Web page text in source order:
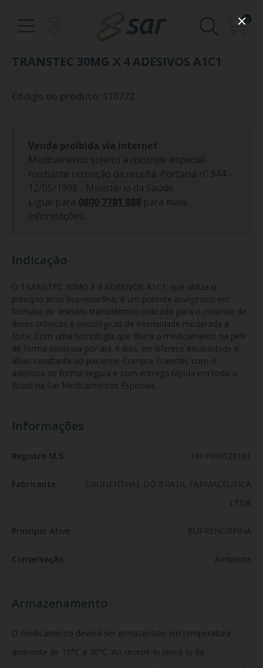
0
TRANSTEC 30MG X 4 ADESIVOS A1C1
Venda proibida via internet
Medicamento sujeito a controle especial
mediante retenção da receita. Portaria nº 344 -
12/05/1998 - Ministério da Saúde.
Ligue para 0800 7781 888 para mais
informações.
Indicação
O TRANSTEC 30MG X 4 ADESIVOS A1C1, que utiliza o
princípio ativo buprenorfina, é um potente analgésico em
formato de adesivo transdérmico indicado para o controle de
dores crônicas e oncológicas de intensidade moderada a
forte. Com uma tecnologia que libera o medicamento na pele
de forma contínua por até 4 dias, ele oferece estabilidade e
alívio constante ao paciente. Compre Transtec com 4
adesivos de forma segura e com entrega rápida em todo o
Brasil na Sar Medicamentos Especiais.
Informações
Registro M.S 1861000120101
Fabricante
GRUNENTHAL DO BRASIL FARMACEUTICA
LTDA
Princípio Ativo BUPRENORFINA
Conservação Ambiente
Armazenamento
O medicamento deverá ser armazenado em temperatura
ambiente de 15°C a 30°C. Ao recebê-lo retirá-lo da